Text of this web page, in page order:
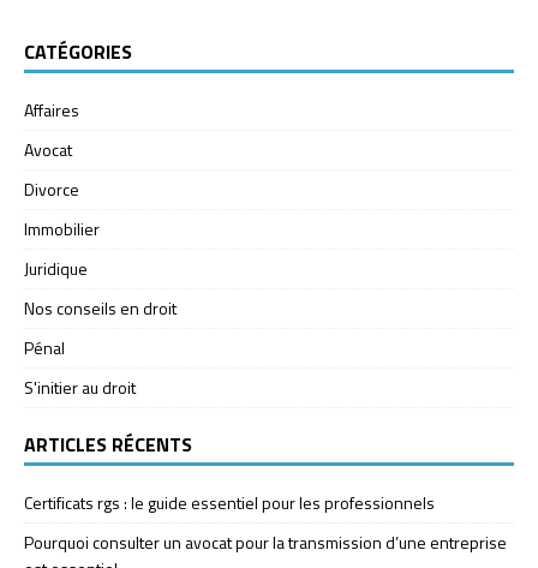
CATÉGORIES
Affaires
Avocat
Divorce
Immobilier
Juridique
Nos conseils en droit
Pénal
S'initier au droit
ARTICLES RÉCENTS
Certificats rgs : le guide essentiel pour les professionnels
Pourquoi consulter un avocat pour la transmission d’une entreprise